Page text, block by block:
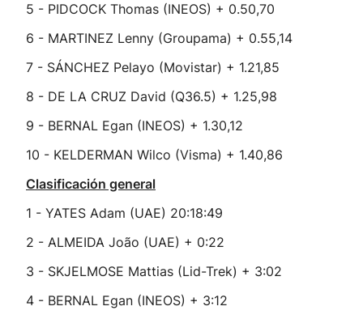
5 - PIDCOCK Thomas (INEOS) + 0.50,70
6 - MARTINEZ Lenny (Groupama) + 0.55,14
7 - SÁNCHEZ Pelayo (Movistar) + 1.21,85
8 - DE LA CRUZ David (Q36.5) + 1.25,98
9 - BERNAL Egan (INEOS) + 1.30,12
10 - KELDERMAN Wilco (Visma) + 1.40,86
Clasificación general
1 - YATES Adam (UAE) 20:18:49
2 - ALMEIDA João (UAE) + 0:22
3 - SKJELMOSE Mattias (Lid-Trek) + 3:02
4 - BERNAL Egan (INEOS) + 3:12